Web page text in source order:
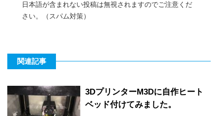
日本語が含まれない投稿は無視されますのでご注意くだ
さい。（スパム対策）
関連記事
3DプリンターM3Dに自作ヒート
ベッド付けてみました。